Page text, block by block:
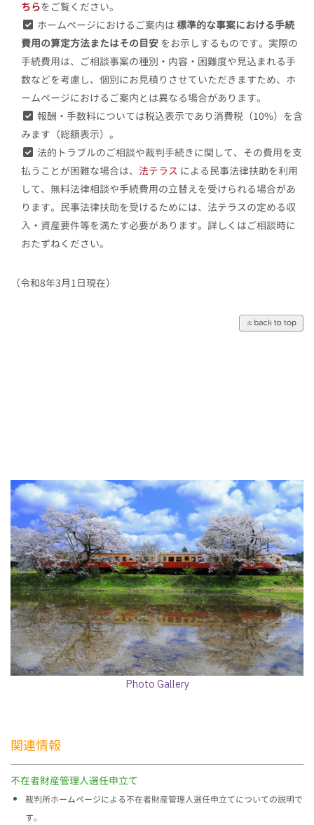
ちらをご覧ください。
ホームページにおけるご案内は 標準的な事案における手続
費用の算定方法またはその目安 をお示しするものです。実際の
手続費用は、ご相談事案の種別・内容・困難度や見込まれる手
数などを考慮し、個別にお見積りさせていただきますため、ホ
ームページにおけるご案内とは異なる場合があります。
報酬・手数料については税込表示であり消費税（10%）を含
みます（総額表示）。
法的トラブルのご相談や裁判手続きに関して、その費用を支
払うことが困難な場合は、 法テラス による民事法律扶助を利用
して、無料法律相談や手続費用の立替えを受けられる場合があ
ります。民事法律扶助を受けるためには、法テラスの定める収
入・資産要件等を満たす必要があります。詳しくはご相談時に
おたずねください。
（令和8年3月1日現在）
Photo Gallery
関連情報
不在者財産管理人選任申立て
裁判所ホームページによる不在者財産管理人選任申立てについての説明で
す。